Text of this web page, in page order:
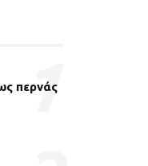
περνάς
1